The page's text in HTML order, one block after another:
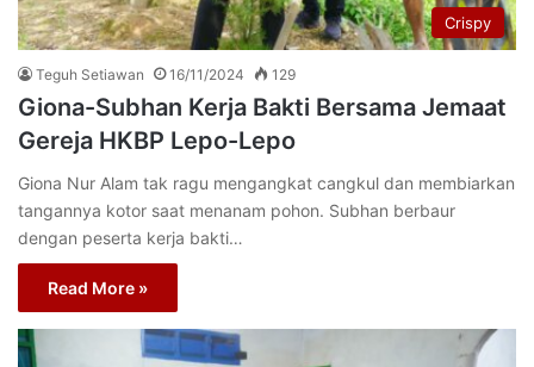
Crispy
Teguh Setiawan 16/11/2024 129
Giona-Subhan Kerja Bakti Bersama Jemaat
Gereja HKBP Lepo-Lepo
Giona Nur Alam tak ragu mengangkat cangkul dan membiarkan
tangannya kotor saat menanam pohon. Subhan berbaur
dengan peserta kerja bakti…
Read More »